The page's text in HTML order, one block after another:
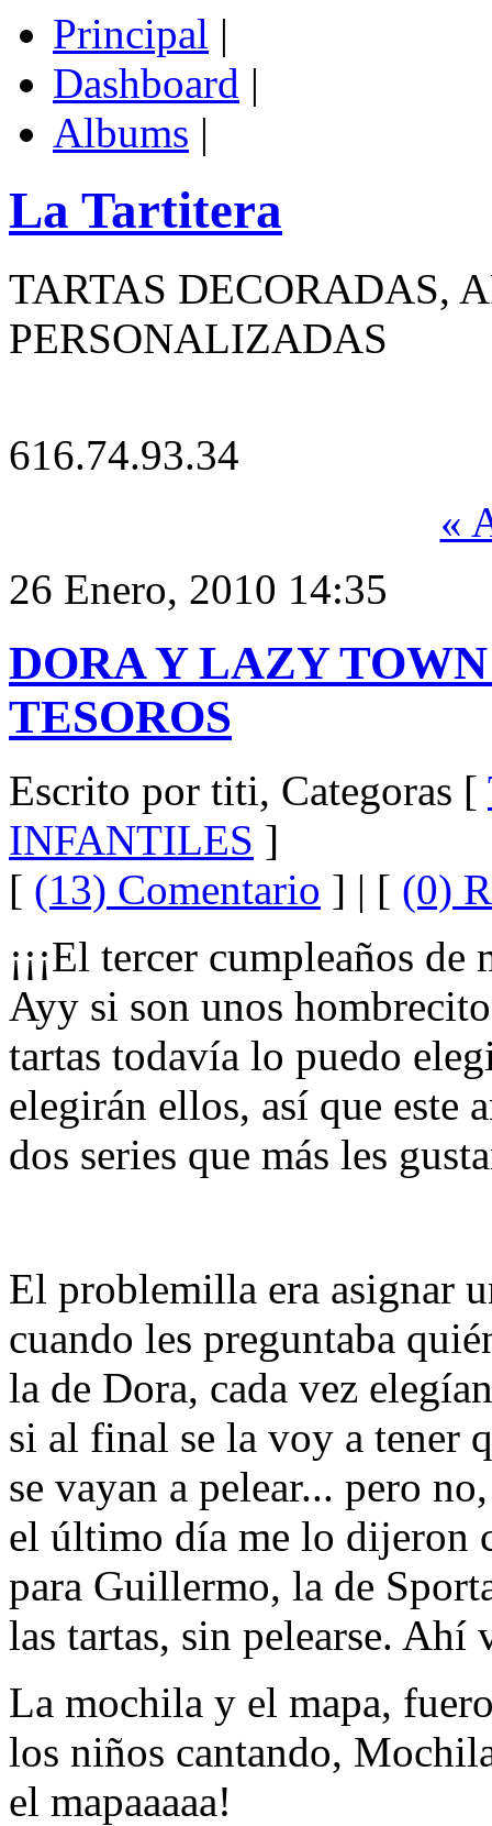
Principal |
Dashboard |
Albums |
La Tartitera
TARTAS DECORADAS,
PERSONALIZADAS
616.74.93.34
«
26 Enero, 2010 14:35
DORA Y LAZY
TESOROS
Escrito por titi, Categoras [
INFANTILES ]
[ (13) Comentario ] | [ (0)
¡¡¡El tercer cumpleaños
Ayy si son unos
tartas todavía lo puedo
elegirán ellos, así que este
dos series que más les
El problemilla era asignar
cuando les preguntaba
la de Dora, cada vez
si al final se la voy a tener
se vayan a pelear... pero
el último día me lo dijeron
para Guillermo, la de
las tartas, sin pelearse. Ahí
La mochila y el mapa,
los niños cantando,
el mapaaaaa!